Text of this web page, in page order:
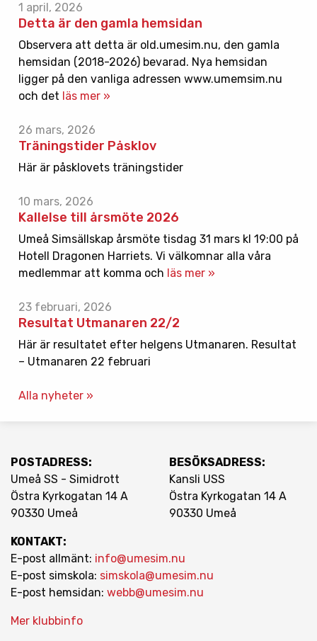
1 april, 2026
Detta är den gamla hemsidan
Observera att detta är old.umesim.nu, den gamla
hemsidan (2018-2026) bevarad. Nya hemsidan
ligger på den vanliga adressen www.umemsim.nu
och det läs mer »
26 mars, 2026
Träningstider Påsklov
Här är påsklovets träningstider
10 mars, 2026
Kallelse till årsmöte 2026
Umeå Simsällskap årsmöte tisdag 31 mars kl 19:00 på
Hotell Dragonen Harriets. Vi välkomnar alla våra
medlemmar att komma och läs mer »
23 februari, 2026
Resultat Utmanaren 22/2
Här är resultatet efter helgens Utmanaren. Resultat
– Utmanaren 22 februari
Alla nyheter »
POSTADRESS:
Umeå SS - Simidrott
Östra Kyrkogatan 14 A
90330 Umeå
BESÖKSADRESS:
Kansli USS
Östra Kyrkogatan 14 A
90330 Umeå
KONTAKT:
E-post allmänt: info@umesim.nu
E-post simskola: simskola@umesim.nu
E-post hemsidan: webb@umesim.nu
Mer klubbinfo